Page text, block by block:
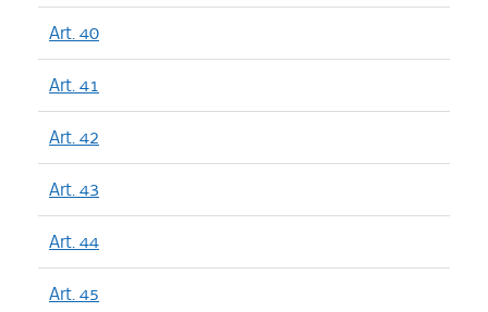
Art. 40
Art. 41
Art. 42
Art. 43
Art. 44
Art. 45